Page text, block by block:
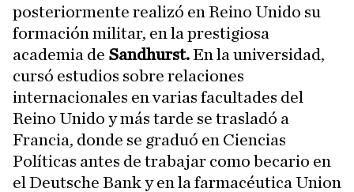
posteriormente realizó en Reino Unido su
formación militar, en la prestigiosa
academia de Sandhurst.En la universidad,
cursó estudios sobre relaciones
internacionales en varias facultades del
Reino Unido y más tarde se trasladó a
Francia, donde se graduó en Ciencias
Políticas antes de trabajar como becario en
el Deutsche Bank y en la farmacéutica Union